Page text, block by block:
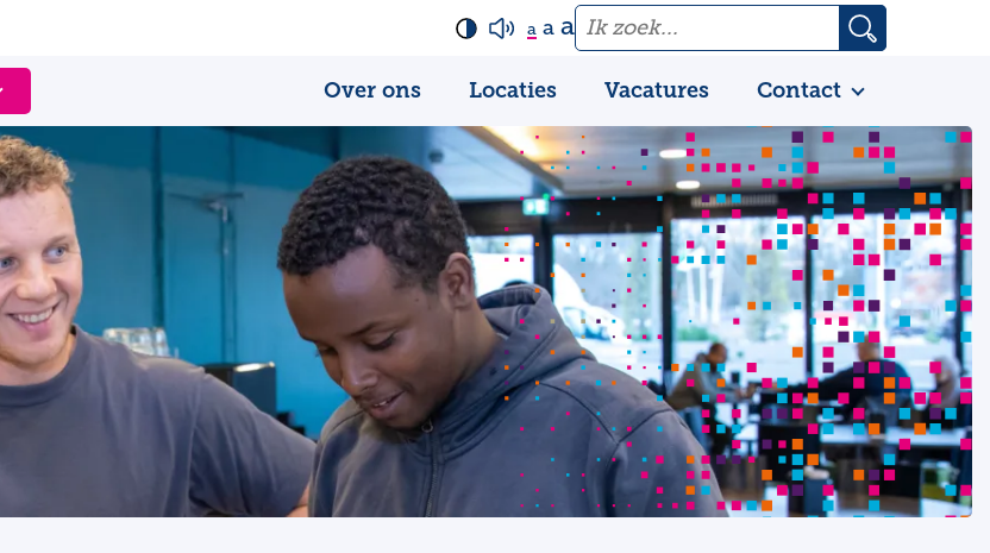
a a a
Over ons Locaties Vacatures Contact